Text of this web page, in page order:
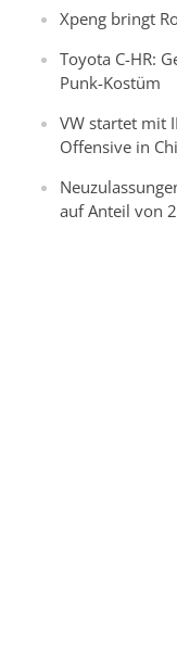
Xpeng bringt
Toyota C-HR:
Punk-Kostüm
VW startet mit
Offensive in
auf Anteil von